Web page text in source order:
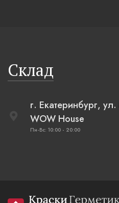
Склад
г. Екатеринбург,
WOW House
Пн-Вс: 10:00 - 20:00